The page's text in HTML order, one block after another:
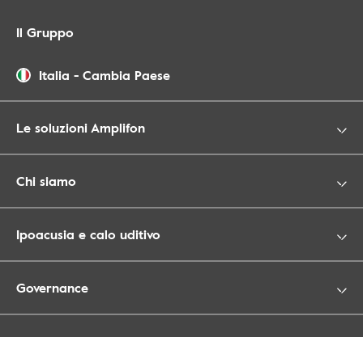
Il Gruppo
Italia - Cambia Paese
Le soluzioni Amplifon
Chi siamo
Ipoacusia e calo uditivo
Governance